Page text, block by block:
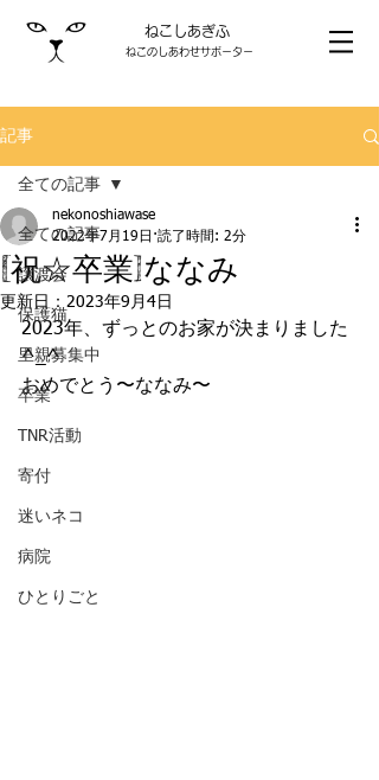
ねこしあぎふ
ねこのしあわせサポーター
記事
全ての記事
譲渡会
保護猫
里親募集中
卒業
TNR活動
寄付
迷いネコ
病院
ひとりごと
全ての記事
[祝☆卒業]ななみ
nekonoshiawase
2022年7月19日 読了時間: 2分
更新日： 2023年9月4日
2023年、ずっとのお家が決まりました
^_^
おめでとう〜ななみ〜